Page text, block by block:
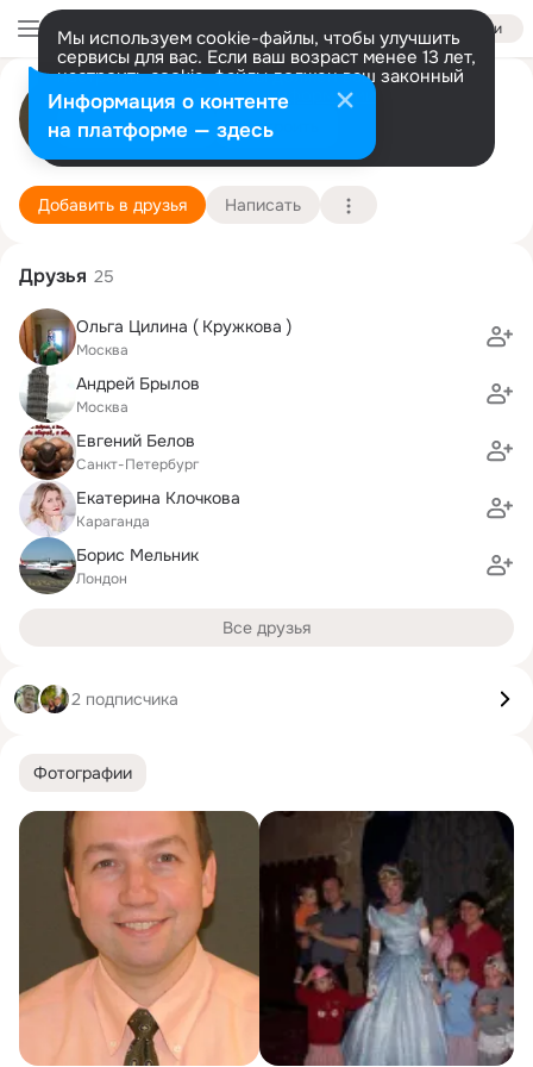
Войти
Мы используем cookie-файлы, чтобы улучшить
сервисы для вас. Если ваш возраст менее 13 лет,
настроить cookie-файлы должен ваш законный
представитель. Больше информации
Разрешить все Настроить
Илья Шехтер
Майами
7 июля (53 года)
UR, University of RochesterПодробнее
Добавить в друзья Написать
Фотографии
Друзья 25
Ольга Цилина ( Кружкова )
Москва
Андрей Брылов
Москва
Евгений Белов
Санкт-Петербург
Екатерина Клочкова
Караганда
Борис Мельник
Лондон
Все друзья
2 подписчика
Информация о контенте
на платформе — здесь